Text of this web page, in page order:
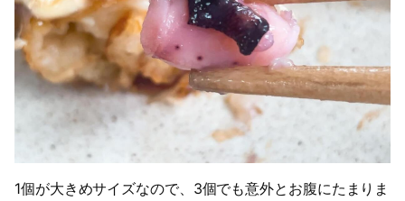
1個が大きめサイズなので、3個でも意外とお腹にたまりま